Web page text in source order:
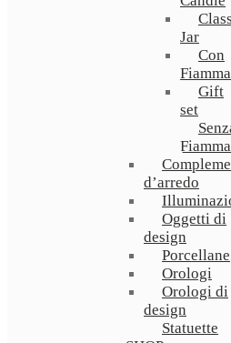
Jar
Con
Fiamma
Gift
set
Fiamma
d’arredo
Oggetti di
design
Porcellane
Orologi
Orologi di
design
Statuette